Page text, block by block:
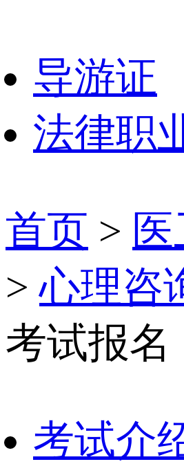
导游证
法律职
首页 >
>心理咨
考试报名
考试介